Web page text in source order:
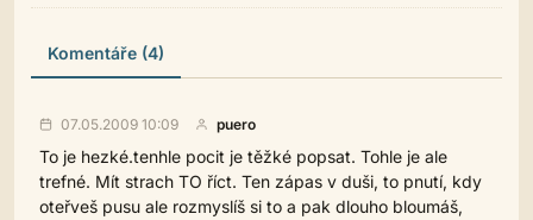
Komentáře (4)
07.05.2009 10:09 puero
To je hezké.tenhle pocit je těžké popsat. Tohle je ale
trefné. Mít strach TO říct. Ten zápas v duši, to pnutí, kdy
oteřveš pusu ale rozmyslíš si to a pak dlouho bloumáš,